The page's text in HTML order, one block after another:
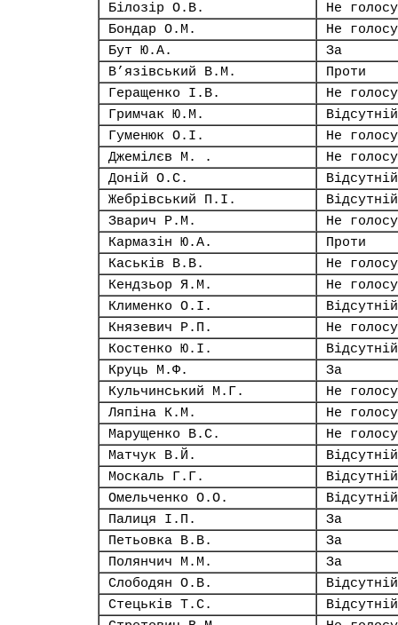
Білозір О.В.
Не
Бондар О.М.
Не
Бут Ю.А.
За
В’язівський В.М.
Проти
Геращенко І.В.
Не
Гримчак Ю.М.
Відсутній
Гуменюк О.І.
Не
Джемілєв М. .
Не
Доній О.С.
Відсутній
Жебрівський П.І.
Відсутній
Зварич Р.М.
Не
Кармазін Ю.А.
Проти
Каськів В.В.
Не
Кендзьор Я.М.
Не
Клименко О.І.
Відсутній
Князевич Р.П.
Не
Костенко Ю.І.
Відсутній
Круць М.Ф.
За
Кульчинський М.Г.
Не
Ляпіна К.М.
Не
Марущенко В.С.
Не
Матчук В.Й.
Відсутній
Москаль Г.Г.
Відсутній
Омельченко О.О.
Відсутній
Палиця І.П.
За
Петьовка В.В.
За
Полянчич М.М.
За
Слободян О.В.
Відсутній
Стецьків Т.С.
Відсутній